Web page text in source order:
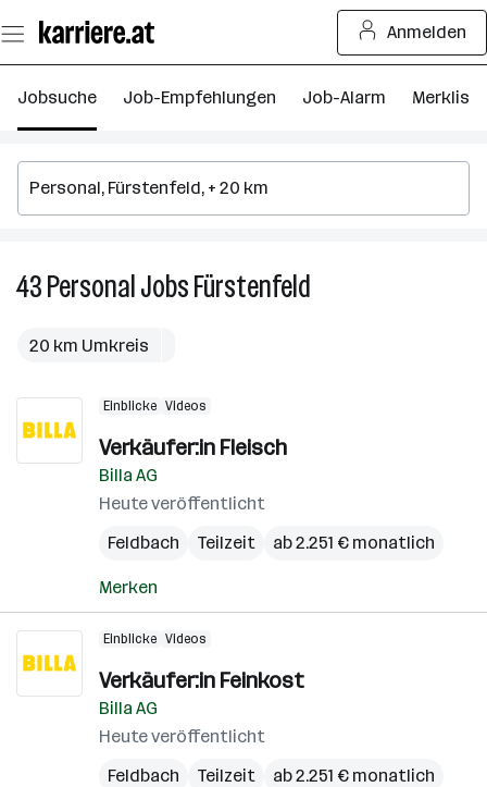
Seiteninhalt
springen
Anmelden
Jobsuche Job-Empfehlungen Job-Alarm Merkliste
43PersonalJobsFürstenfeld
20 km Umkreis
Einblicke Videos
Verkäufer:in Fleisch
Billa AG
Heute veröffentlicht
Feldbach
Teilzeit ab 2.251 € monatlich
Merken
Einblicke Videos
Verkäufer:in Feinkost
Billa AG
Heute veröffentlicht
Feldbach
Teilzeit ab 2.251 € monatlich